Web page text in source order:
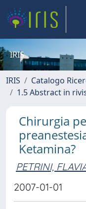
IRIS
IRIS Catalogo
1.5 Abstract in
Chirurgia
Ketamina?
PETRINI,
2007-01-01